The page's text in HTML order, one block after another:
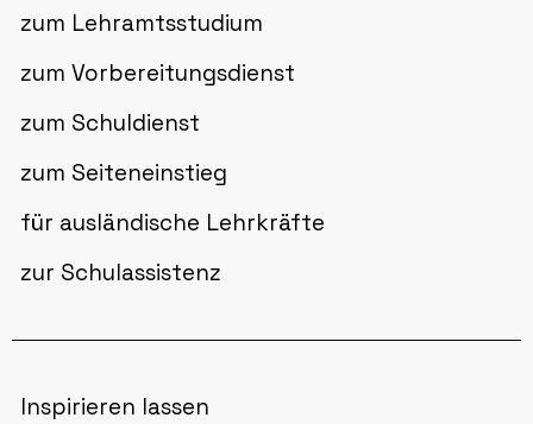
zum Lehramtsstudium
zum Vorbereitungsdienst
zum Schuldienst
zum Seiteneinstieg
für ausländische Lehrkräfte
zur Schulassistenz
Inspirieren lassen